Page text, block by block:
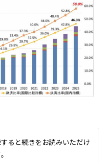
ると続きをお読みいただけ